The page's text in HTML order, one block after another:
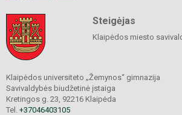
Steigėjas
Klaipėdos miesto
Klaipėdos universiteto „Žemynos“ gimnazija
Savivaldybės biudžetinė įstaiga
Kretingos g. 23, 92216 Klaipėda
Tel. +37046403105